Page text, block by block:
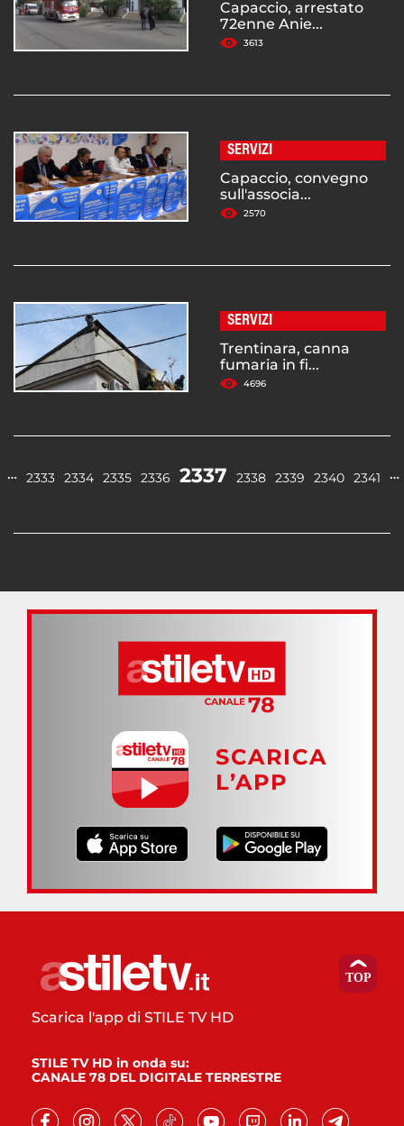
Capaccio, arrestato
72enne Anie...
3613
SERVIZI
Capaccio, convegno
sull'associa...
2570
SERVIZI
Trentinara, canna
fumaria in fi...
4696
… 2333 2334 2335 2336 2337 2338 2339 2340 2341 …
SCARICA
L’APP
Scarica l'app di STILE TV HD
STILE TV HD in onda su:
CANALE 78 DEL DIGITALE TERRESTRE